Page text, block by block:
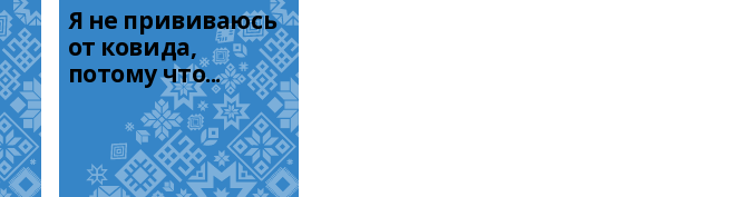
Я не прививаюсь
от ковида,
потому что...